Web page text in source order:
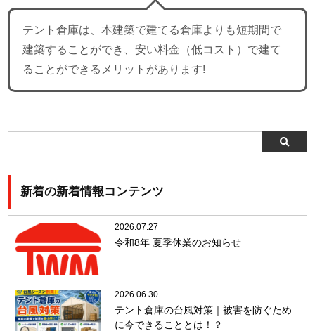
テント倉庫は、本建築で建てる倉庫よりも短期間で
建築することができ、安い料金（低コスト）で建て
ることができるメリットがあります!
新着の新着情報コンテンツ
2026.07.27
令和8年 夏季休業のお知らせ
2026.06.30
テント倉庫の台風対策｜被害を防ぐため
に今できることとは！？